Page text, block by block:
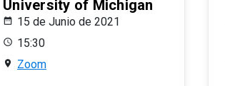
University of Michigan
15 de Junio de 2021
15:30
Zoom